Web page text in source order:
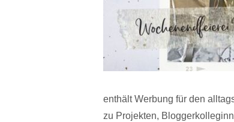
enthält Werbung für den
zu Projekten,